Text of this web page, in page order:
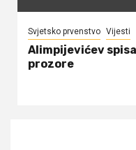
Svjetsko prvenstvo Vijesti
Alimpijevićev
prozore